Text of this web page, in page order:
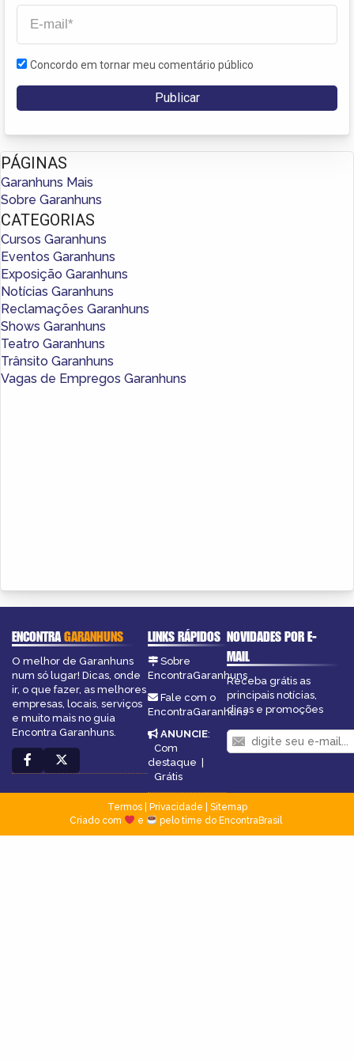
Concordo em tornar meu comentário público
PÁGINAS
Garanhuns Mais
Sobre Garanhuns
CATEGORIAS
Cursos Garanhuns
Eventos Garanhuns
Exposição Garanhuns
Notícias Garanhuns
Reclamações Garanhuns
Shows Garanhuns
Teatro Garanhuns
Trânsito Garanhuns
Vagas de Empregos Garanhuns
ENCONTRAGARANHUNS
O melhor de Garanhuns
num só lugar! Dicas, onde
ir, o que fazer, as melhores
empresas, locais, serviços
e muito mais no guia
Encontra Garanhuns.
LINKS RÁPIDOS
Sobre
EncontraGaranhuns
Fale com o
EncontraGaranhuns
ANUNCIE:
Com
destaque
Grátis
NOVIDADES POR E-
MAIL
Receba grátis as
principais notícias,
dicas e promoções
Termos| Privacidade
Sitemap
Criado com
e pelo time do EncontraBrasil